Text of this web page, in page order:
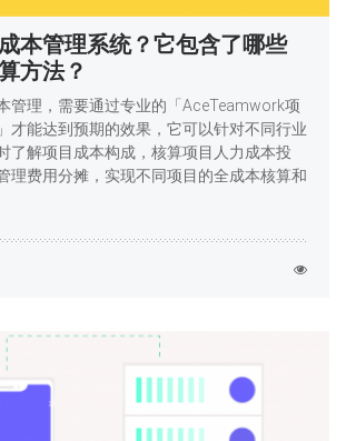
本管理系统？它包含了哪些
方法？
管理，需要通过专业的「AceTeamwork项
才能达到预期的效果，它可以针对不同行业
了解项目成本构成，核算项目人力成本投
理费用分摊，实现不同项目的全成本核算和